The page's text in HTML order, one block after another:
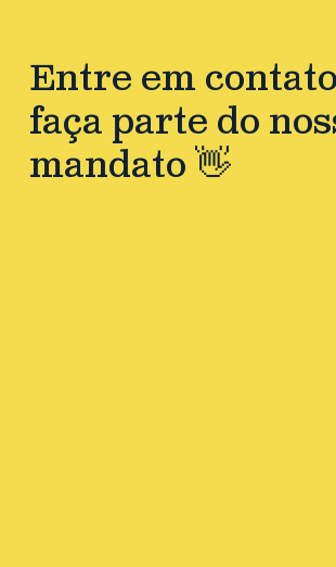
Entre em
faça parte do
mandato 👋